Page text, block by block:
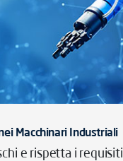
Macchinari Industriali
e rispetta i requisiti